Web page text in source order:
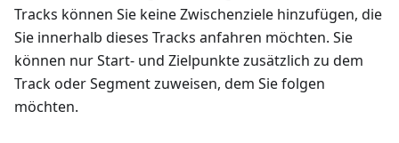
Tracks können Sie keine Zwischenziele hinzufügen, die
Sie innerhalb dieses Tracks anfahren möchten. Sie
können nur Start- und Zielpunkte zusätzlich zu dem
Track oder Segment zuweisen, dem Sie folgen
möchten.